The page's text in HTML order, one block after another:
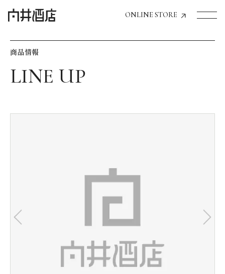
ONLINE STORE
飲食店経営のお客様
お気に入り機能の活用方法
会社情報
商品情報